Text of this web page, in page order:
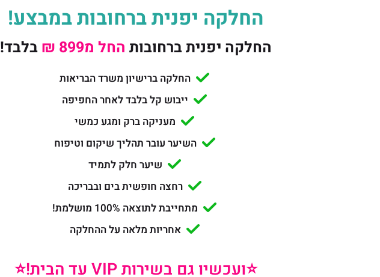
החלקה יפנית ברחובות במבצע!
החלקה יפנית ברחובות החל מ899 ₪ בלבד!
החלקה ברישיון משרד הבריאות
ייבוש קל בלבד לאחר החפיפה
מעניקה ברק ומגע כמשי
השיער עובר תהליך שיקום וטיפוח
שיער חלק לתמיד
רחצה חופשית בים ובבריכה
מתחייבת לתוצאה 100% מושלמת!
אחריות מלאה על ההחלקה
⭐️ועכשיו גם בשירות VIP עד הבית!⭐️